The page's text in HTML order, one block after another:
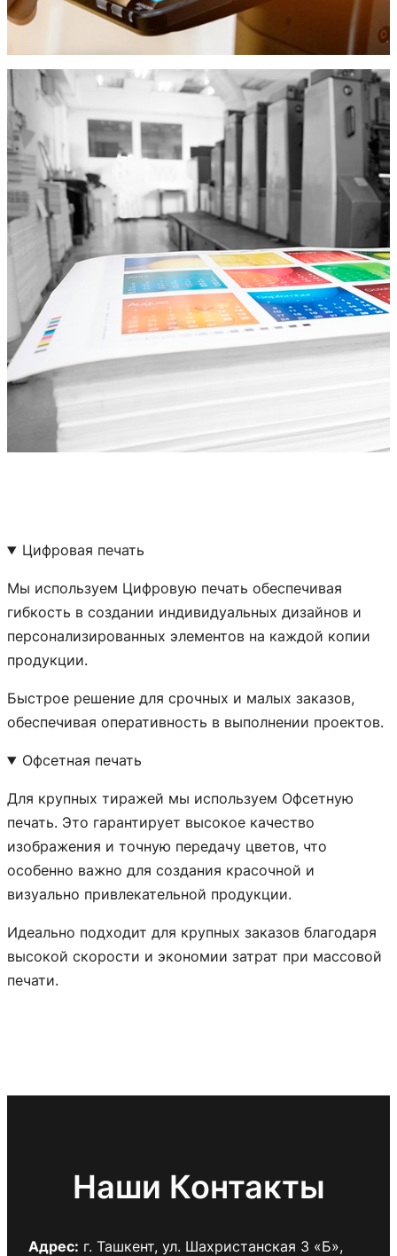
Цифровая печать
Мы используем Цифровую печать обеспечивая
гибкость в создании индивидуальных дизайнов и
персонализированных элементов на каждой копии
продукции.
Быстрое решение для срочных и малых заказов,
обеспечивая оперативность в выполнении проектов.
Офсетная печать
Для крупных тиражей мы используем Офсетную
печать. Это гарантирует высокое качество
изображения и точную передачу цветов, что
особенно важно для создания красочной и
визуально привлекательной продукции.
Идеально подходит для крупных заказов благодаря
высокой скорости и экономии затрат при массовой
печати.
Наши Контакты
Адрес: г. Ташкент, ул. Шахристанская 3 «Б»,